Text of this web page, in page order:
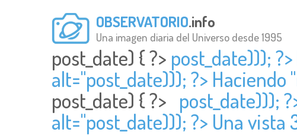
OBSERVATORIO.info
Una imagen diaria del Universo desde 1995
post_date) { ?> post_date)));
alt="post_date))); ?>
post_date) { ?> post_date)));
alt="post_date))); ?> Una